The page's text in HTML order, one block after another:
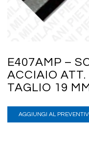
E407AMP –
ACCIAIO
TAGLIO 19
AGGIUNGI AL